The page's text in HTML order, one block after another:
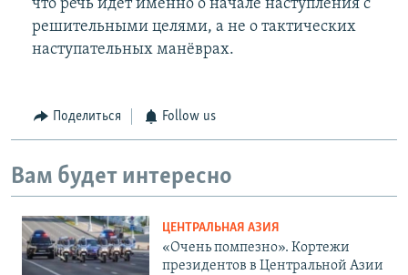
что речь идёт именно о начале наступления с
решительными целями, а не о тактических
наступательных манёврах.
Поделиться Follow us
Вам будет интересно
ЦЕНТРАЛЬНАЯ АЗИЯ
«Очень помпезно». Кортежи
президентов в Центральной Азии